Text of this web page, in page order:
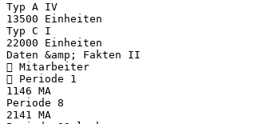
Typ A IV
13500 Einheiten
Typ C I
22000 Einheiten
Daten &amp; Fakten II
 Mitarbeiter
 Periode 1
1146 MA
Periode 8
2141 MA